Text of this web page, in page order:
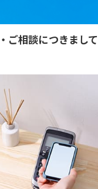
ご相談につきまして